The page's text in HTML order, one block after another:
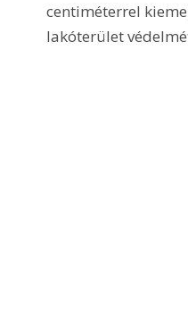
centiméterrel
lakóterület